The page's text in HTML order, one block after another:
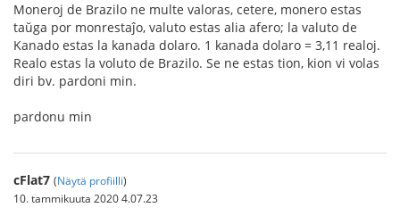
Moneroj de Brazilo ne multe valoras, cetere, monero estas
taŭga por monrestaĵo, valuto estas alia afero; la valuto de
Kanado estas la kanada dolaro. 1 kanada dolaro = 3,11 realoj.
Realo estas la voluto de Brazilo. Se ne estas tion, kion vi volas
diri bv. pardoni min.
pardonu min
cFlat7 (Näytä profiilli)
10. tammikuuta 2020 4.07.23